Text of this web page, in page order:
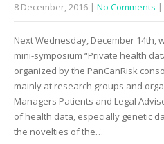
8 December, 2016 | No Comments |
Next Wednesday, December 14th,
mini-symposium “Private health
organized by the PanCanRisk
mainly at research groups and
Managers Patients and Legal
of health data, especially genetic
the novelties of the…